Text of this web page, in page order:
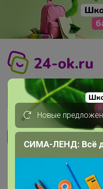
Члены клуба
Новые
СИМА-ЛЕНД: Всё